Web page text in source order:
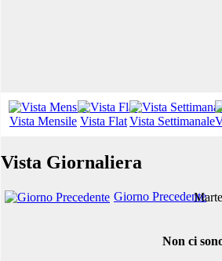
Vista Mensile Vista FlatVista Settimanale
Vista Giornaliera
Giorno Precedente
Non ci